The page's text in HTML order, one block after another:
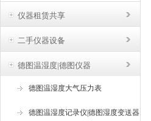
仪器租赁共享
二手仪器设备
德图温湿度|德图仪器
德图温湿度大气压力表
德图温湿度记录仪|德图湿度变送器